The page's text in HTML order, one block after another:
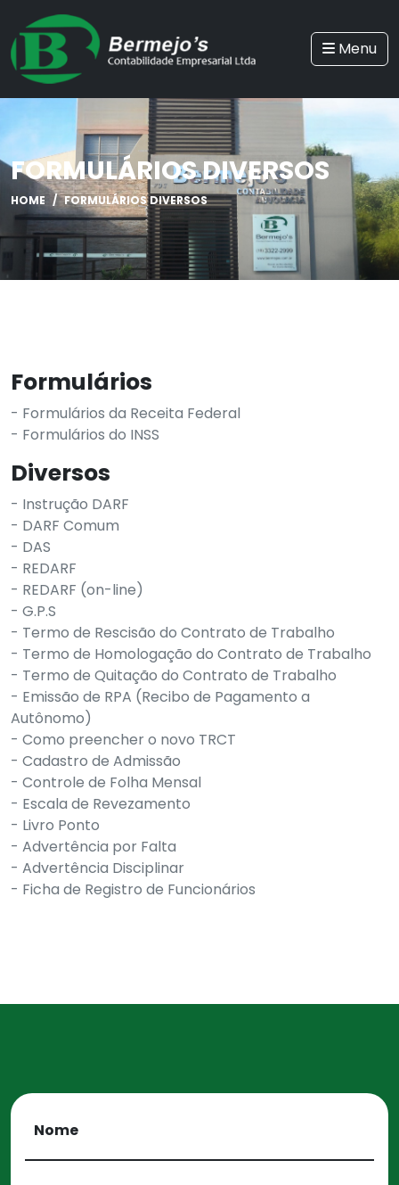
Menu
FORMULÁRIOS DIVERSOS
HOME FORMULÁRIOS DIVERSOS
Formulários
- Formulários da Receita Federal
- Formulários do INSS
Diversos
- Instrução DARF
- DARF Comum
- DAS
- REDARF
- REDARF (on-line)
- G.P.S
- Termo de Rescisão do Contrato de Trabalho
- Termo de Homologação do Contrato de Trabalho
- Termo de Quitação do Contrato de Trabalho
- Emissão de RPA (Recibo de Pagamento a
Autônomo)
- Como preencher o novo TRCT
- Cadastro de Admissão
- Controle de Folha Mensal
- Escala de Revezamento
- Livro Ponto
- Advertência por Falta
- Advertência Disciplinar
- Ficha de Registro de Funcionários